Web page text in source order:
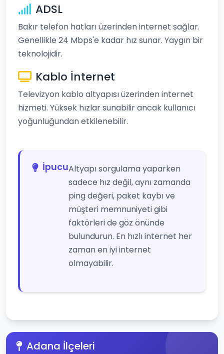
ADSL
Bakır telefon hatları üzerinden internet sağlar.
Genellikle 24 Mbps'e kadar hız sunar. Yaygın bir
teknolojidir.
Kablo İnternet
Televizyon kablo altyapısı üzerinden internet
hizmeti. Yüksek hızlar sunabilir ancak kullanıcı
yoğunluğundan etkilenebilir.
İpucuAltyapı sorgulama yaparken
sadece hız değil, aynı zamanda
ping değeri, paket kaybı ve
müşteri memnuniyeti gibi
faktörleri de göz önünde
bulundurun. En hızlı internet her
zaman en iyi internet
olmayabilir.
Adana İlçeleri